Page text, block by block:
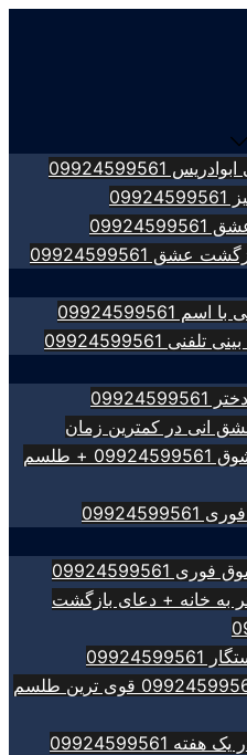
09924599561
09924599561
انی در کمترین زمان
طلسم خواب بند معشوق 09924599561 + طلسم
خانه + دعای بازگشت
طلسم قفل و کلید 09924599561 قوی ترین طلسم
09924599561